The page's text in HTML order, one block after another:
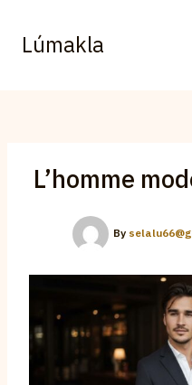
contentLúmakla
L’homme
By